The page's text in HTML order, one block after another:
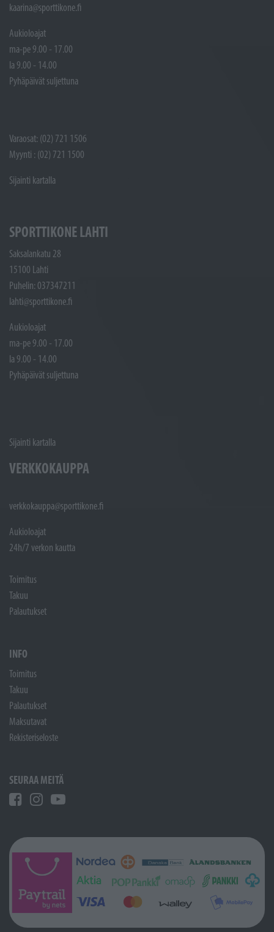
kaarina@sporttikone.fi
Aukioloajat
ma-pe 9.00 - 17.00
la 9.00 - 14.00
Pyhäpäivät suljettuna
Varaosat: (02) 721 1506
Myynti : (02) 721 1500
Sijainti kartalla
SPORTTIKONE LAHTI
Saksalankatu 28
15100 Lahti
Puhelin: 037347211
lahti@sporttikone.fi
Aukioloajat
ma-pe 9.00 - 17.00
la 9.00 - 14.00
Pyhäpäivät suljettuna
Sijainti kartalla
VERKKOKAUPPA
verkkokauppa@sporttikone.fi
Aukioloajat
24h/7 verkon kautta
Toimitus
Takuu
Palautukset
INFO
Toimitus
Takuu
Palautukset
Maksutavat
Rekisteriseloste
SEURAA MEITÄ